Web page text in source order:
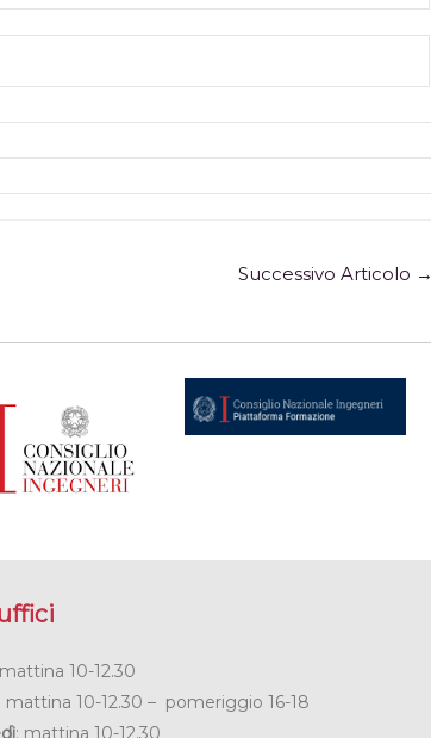
Successivo Articolo →
10-12.30
: mattina 10-12.30 – pomeriggio 16-18